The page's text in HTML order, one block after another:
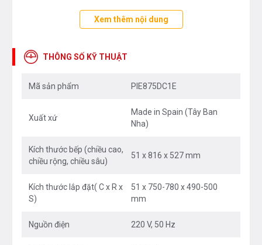
MÔ TẢ CHUNG
DirectSelect Premium – Chỉ với một thao tác
Xem thêm nội dung
THÔNG SỐ KỸ THUẬT
Mã sản phẩm PIE875DC1E
Xuất xứ
Made in Spain (Tây Ban
Nha)
Kích thước bếp (chiều cao,
chiều rộng, chiều sâu)
51 x 816 x 527 mm
Kích thước lắp đặt( C x R x
S)
51 x 750-780 x 490-500
mm
Nguồn điện 220 V, 50 Hz